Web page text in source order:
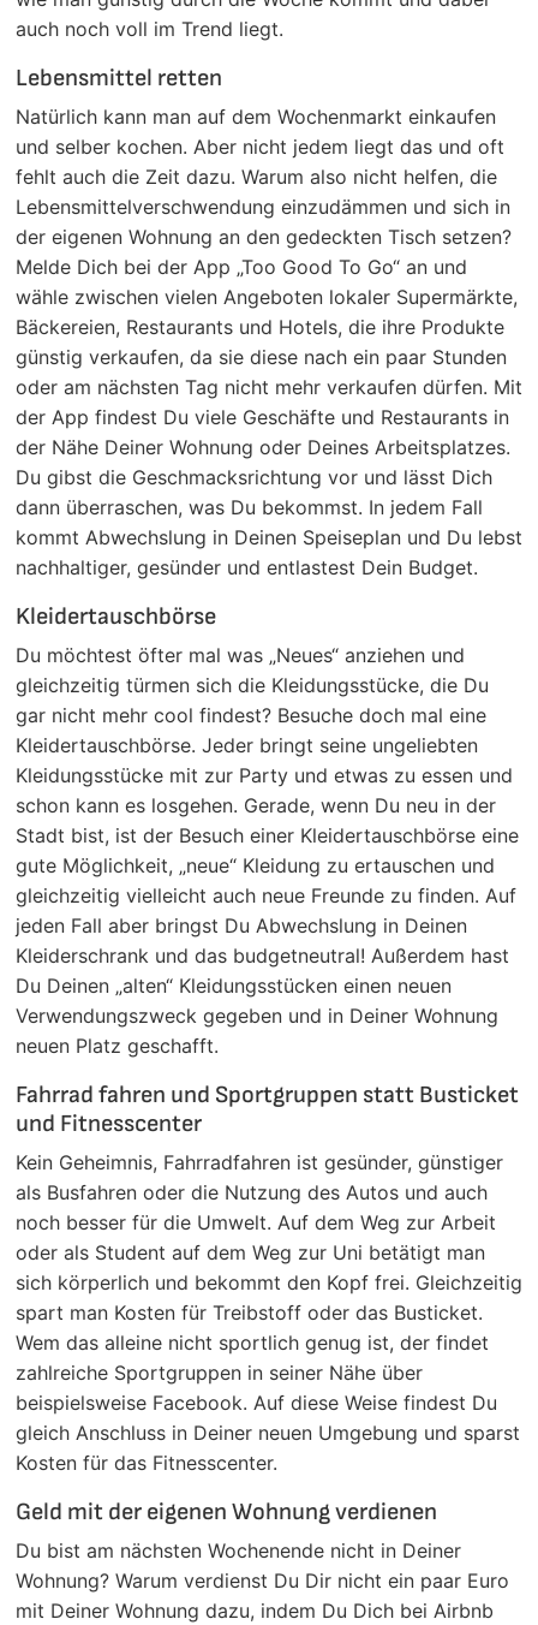
auch noch voll im Trend liegt.
Lebensmittel retten
Natürlich kann man auf dem Wochenmarkt einkaufen
und selber kochen. Aber nicht jedem liegt das und oft
fehlt auch die Zeit dazu. Warum also nicht helfen, die
Lebensmittelverschwendung einzudämmen und sich in
der eigenen Wohnung an den gedeckten Tisch setzen?
Melde Dich bei der App „Too Good To Go“ an und
wähle zwischen vielen Angeboten lokaler Supermärkte,
Bäckereien, Restaurants und Hotels, die ihre Produkte
günstig verkaufen, da sie diese nach ein paar Stunden
oder am nächsten Tag nicht mehr verkaufen dürfen. Mit
der App findest Du viele Geschäfte und Restaurants in
der Nähe Deiner Wohnung oder Deines Arbeitsplatzes.
Du gibst die Geschmacksrichtung vor und lässt Dich
dann überraschen, was Du bekommst. In jedem Fall
kommt Abwechslung in Deinen Speiseplan und Du lebst
nachhaltiger, gesünder und entlastest Dein Budget.
Kleidertauschbörse
Du möchtest öfter mal was „Neues“ anziehen und
gleichzeitig türmen sich die Kleidungsstücke, die Du
gar nicht mehr cool findest? Besuche doch mal eine
Kleidertauschbörse. Jeder bringt seine ungeliebten
Kleidungsstücke mit zur Party und etwas zu essen und
schon kann es losgehen. Gerade, wenn Du neu in der
Stadt bist, ist der Besuch einer Kleidertauschbörse eine
gute Möglichkeit, „neue“ Kleidung zu ertauschen und
gleichzeitig vielleicht auch neue Freunde zu finden. Auf
jeden Fall aber bringst Du Abwechslung in Deinen
Kleiderschrank und das budgetneutral! Außerdem hast
Du Deinen „alten“ Kleidungsstücken einen neuen
Verwendungszweck gegeben und in Deiner Wohnung
neuen Platz geschafft.
Fahrrad fahren und Sportgruppen statt Busticket
und Fitnesscenter
Kein Geheimnis, Fahrradfahren ist gesünder, günstiger
als Busfahren oder die Nutzung des Autos und auch
noch besser für die Umwelt. Auf dem Weg zur Arbeit
oder als Student auf dem Weg zur Uni betätigt man
sich körperlich und bekommt den Kopf frei. Gleichzeitig
spart man Kosten für Treibstoff oder das Busticket.
Wem das alleine nicht sportlich genug ist, der findet
zahlreiche Sportgruppen in seiner Nähe über
beispielsweise Facebook. Auf diese Weise findest Du
gleich Anschluss in Deiner neuen Umgebung und sparst
Kosten für das Fitnesscenter.
Geld mit der eigenen Wohnung verdienen
Du bist am nächsten Wochenende nicht in Deiner
Wohnung? Warum verdienst Du Dir nicht ein paar Euro
mit Deiner Wohnung dazu, indem Du Dich bei Airbnb